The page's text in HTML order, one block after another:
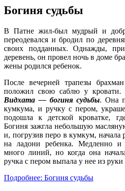
Богиня судьбы
В Патне жил-был мудрый и
переодевался и бродил по
своих подданных. Однажды,
деревень, он провел ночь в доме
жены родился ребенок.
После вечерней трапезы
положил свою саблю у
Видхата — богиня судьбы. Она
кумкума, и ручку с пером,
подошла к детской кроватке,
Богиня зажгла небольшую
и, погрузив перо в кумкум, начала
на ладони ребенка. Медленно и
много линий, но когда она
ручка с пером выпала у нее из руки
Подробнее: Богиня судьбы